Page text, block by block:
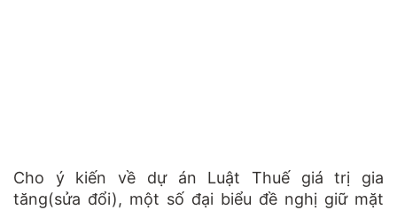
Cho ý kiến về dự án Luật Thuế giá trị gia
tăng(sửa đổi), một số đại biểu đề nghị giữ mặt